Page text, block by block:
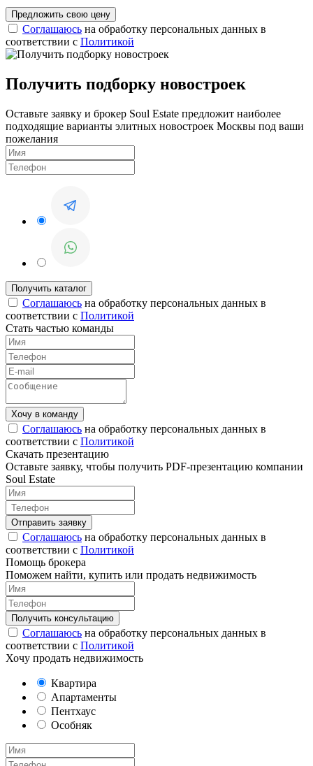
Соглашаюсь на обработку персональных данных в
соответствии с Политикой
Получить подборку новостроек
Оставьте заявку и брокер Soul Estate предложит наиболее
подходящие варианты элитных новостроек Москвы под ваши
пожелания
Соглашаюсь на обработку персональных данных в
соответствии с Политикой
Стать частью команды
Соглашаюсь на обработку персональных данных в
соответствии с Политикой
Скачать презентацию
Оставьте заявку, чтобы получить PDF-презентацию компании
Soul Estate
Соглашаюсь на обработку персональных данных в
соответствии с Политикой
Помощь брокера
Поможем найти, купить или продать недвижимость
Соглашаюсь на обработку персональных данных в
соответствии с Политикой
Хочу продать недвижимость
Квартира
Апартаменты
Пентхаус
Особняк